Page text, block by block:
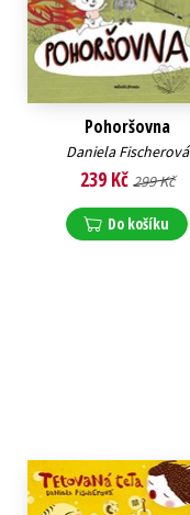
Pohoršovna
Daniela Fischerová
239 Kč 299 Kč
Do košíku